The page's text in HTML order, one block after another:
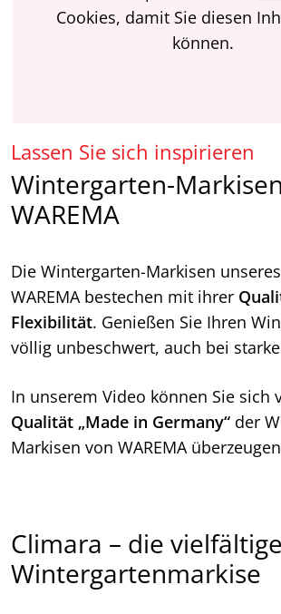
Cookies, damit Sie diesen
können.
Lassen Sie sich inspirieren
Wintergarten-
WAREMA
Die Wintergarten-Markisen
WAREMA bestechen mit ihrer
Flexibilität. Genießen Sie Ihren
völlig unbeschwert, auch bei
In unserem Video können Sie sich
Qualität „Made in Germany“ der
Markisen von WAREMA
Climara – die vielfältige
Wintergartenmarkise